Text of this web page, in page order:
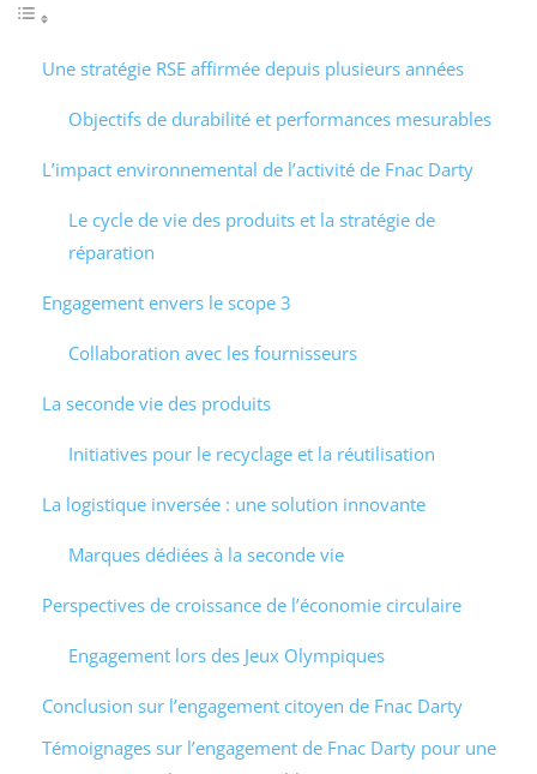
Une stratégie RSE affirmée depuis plusieurs années
Objectifs de durabilité et performances mesurables
L’impact environnemental de l’activité de Fnac Darty
Le cycle de vie des produits et la stratégie de
réparation
Engagement envers le scope 3
Collaboration avec les fournisseurs
La seconde vie des produits
Initiatives pour le recyclage et la réutilisation
La logistique inversée : une solution innovante
Marques dédiées à la seconde vie
Perspectives de croissance de l’économie circulaire
Engagement lors des Jeux Olympiques
Conclusion sur l’engagement citoyen de Fnac Darty
Témoignages sur l’engagement de Fnac Darty pour une